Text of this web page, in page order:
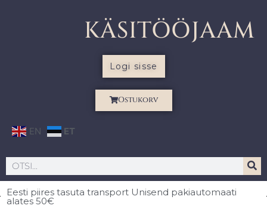
KÄSITÖÖJAAM
Logi sisse
Ostukorv
EN ET
Eesti piires tasuta transport Unisend pakiautomaati
alates 50€